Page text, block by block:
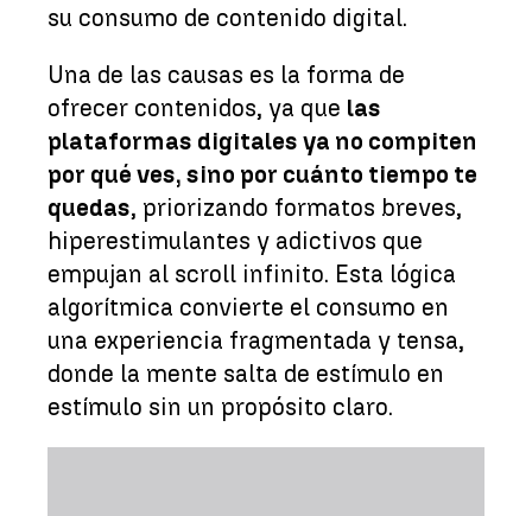
su consumo de contenido digital.
Una de las causas es la forma de
ofrecer contenidos, ya que las
plataformas digitales ya no compiten
por qué ves, sino por cuánto tiempo te
quedas, priorizando formatos breves,
hiperestimulantes y adictivos que
empujan al scroll infinito. Esta lógica
algorítmica convierte el consumo en
una experiencia fragmentada y tensa,
donde la mente salta de estímulo en
estímulo sin un propósito claro.